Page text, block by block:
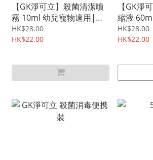
【GK淨可立】殺菌清潔噴
霧 10ml 幼兒寵物適用|分
解尿味|抗菌|防霉|抗流
感|手足口病|金黃葡萄球
COVID-19
HK$28.00
HK$22.00
【GK淨
縮液
適用|洗
菌|抗流
新型冠
HK$28.00
HK$22.00